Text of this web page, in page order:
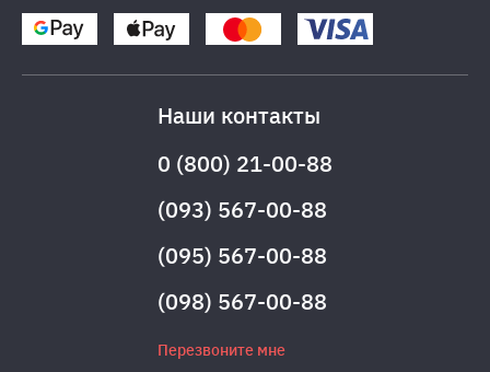
Наши контакты
0 (800) 21-00-88
(093) 567-00-88
(095) 567-00-88
(098) 567-00-88
Перезвоните мне